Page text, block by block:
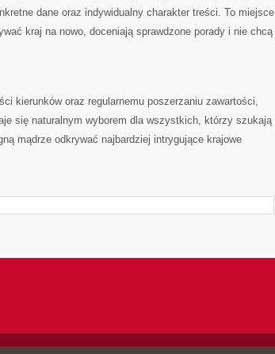
dane oraz indywidualny charakter treści. To miejsce
kraj na nowo, doceniają sprawdzone porady i nie chcą
kierunków oraz regularnemu poszerzaniu zawartości,
się naturalnym wyborem dla wszystkich, którzy szukają
mądrze odkrywać najbardziej intrygujące krajowe